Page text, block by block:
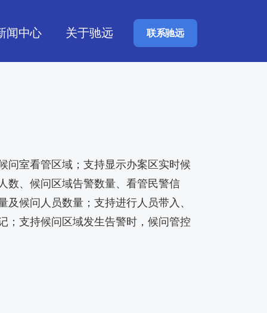
闻中心 关于驰远 联系驰远
问室看管区域；支持显示办案区实时候
数、候问区域告警数量、看管民警信
候问人员数量；支持进行人员带入、
；支持候问区域发生告警时，候问管控